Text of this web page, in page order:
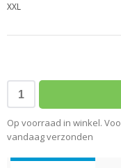
XXL
Op voorraad in winkel.
vandaag verzonden